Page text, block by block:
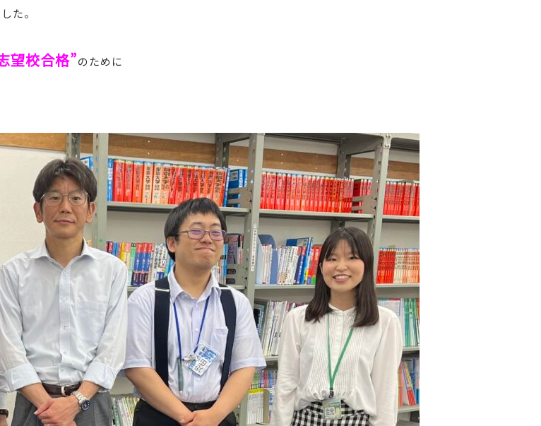
た。
望校合格”のために